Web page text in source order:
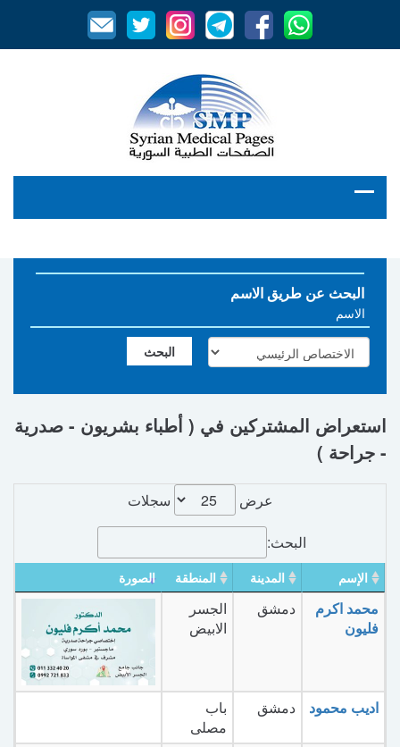
البحث عن طريق الاسم
استعراض المشتركين في ( أطباء بشريون - صدرية
- جراحة )
عرض سجلات
البحث:
الإسم المدينة المنطقة الصورة
محمد اكرم
فليون
دمشق
الجسر
الابيض
اديب محمود دمشق
باب
مصلى